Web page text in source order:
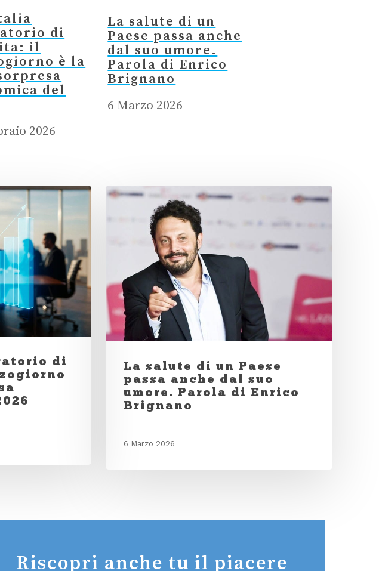
di
il
è la
del
2026
La salute di un
Paese passa anche
dal suo umore.
Parola di Enrico
Brignano
6 Marzo 2026
di
La salute di un Paese
passa anche dal suo
umore. Parola di Enrico
Brignano
6 Marzo 2026
Riscopri anche tu il piacere